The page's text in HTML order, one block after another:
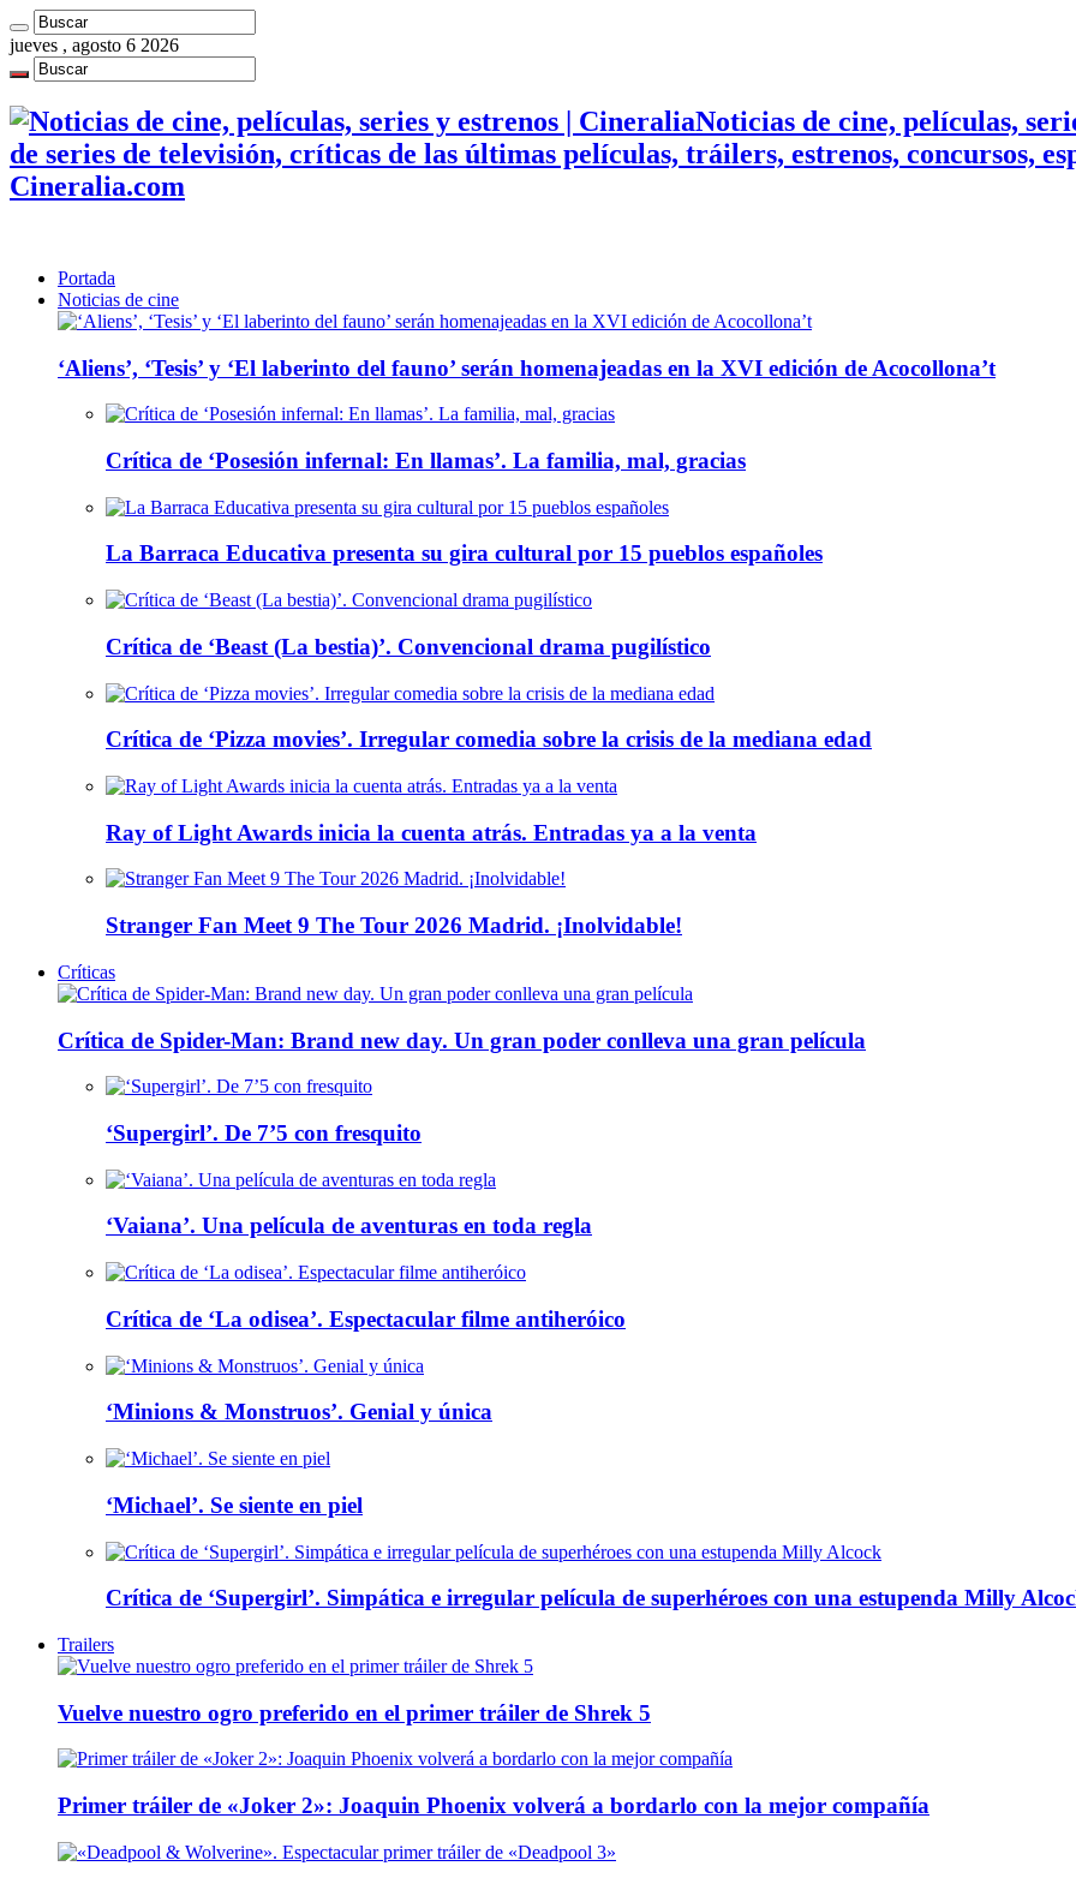
jueves , agosto 6 2026
Noticias de cine, películas,
de series de televisión, críticas de las últimas películas, tráilers, estrenos, concursos,
Cineralia.com
Portada
Noticias de cine
‘Aliens’, ‘Tesis’ y ‘El laberinto del fauno’ serán homenajeadas en la XVI edición de Acocollona’t
Crítica de ‘Posesión infernal: En llamas’. La familia, mal, gracias
La Barraca Educativa presenta su gira cultural por 15 pueblos españoles
Crítica de ‘Beast (La bestia)’. Convencional drama pugilístico
Crítica de ‘Pizza movies’. Irregular comedia sobre la crisis de la mediana edad
Ray of Light Awards inicia la cuenta atrás. Entradas ya a la venta
Stranger Fan Meet 9 The Tour 2026 Madrid. ¡Inolvidable!
Críticas
Crítica de Spider-Man: Brand new day. Un gran poder conlleva una gran película
‘Supergirl’. De 7’5 con fresquito
‘Vaiana’. Una película de aventuras en toda regla
Crítica de ‘La odisea’. Espectacular filme antiheróico
‘Minions & Monstruos’. Genial y única
‘Michael’. Se siente en piel
Crítica de ‘Supergirl’. Simpática e irregular película de superhéroes con una estupenda Milly
Trailers
Vuelve nuestro ogro preferido en el primer tráiler de Shrek 5
Primer tráiler de «Joker 2»: Joaquin Phoenix volverá a bordarlo con la mejor compañía